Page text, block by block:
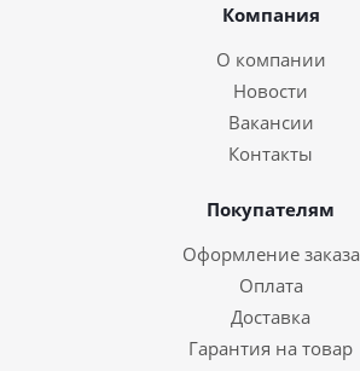
Компания
О компании
Новости
Вакансии
Контакты
Покупателям
Оформление заказа
Оплата
Доставка
Гарантия на товар